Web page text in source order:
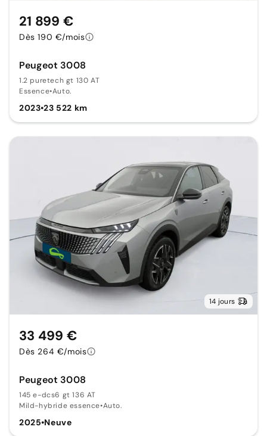
Peugeot 3008
1.2 puretech gt 130 AT
Essence•Auto.
2023•23 522 km
21 899 €
Dès 190 €/mois
14 jours
Peugeot 3008
145 e-dcs6 gt 136 AT
Mild-hybride essence•Auto.
2025•Neuve
33 499 €
Dès 264 €/mois